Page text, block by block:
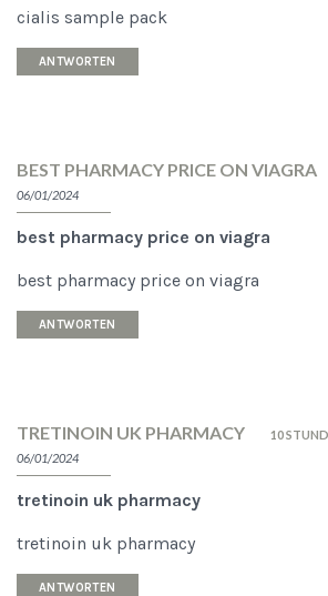
cialis sample pack
ANTWORTEN
BEST PHARMACY PRICE ON VIAGRA
06/01/2024
best pharmacy price on viagra
best pharmacy price on viagra
ANTWORTEN
TRETINOIN UK PHARMACY
10
06/01/2024
tretinoin uk pharmacy
tretinoin uk pharmacy
ANTWORTEN